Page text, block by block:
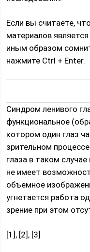
Если вы считаете,
материалов
иным образом
нажмите Ctrl + Enter.
Синдром ленивого
функциональное
котором один глаз
зрительном
глаза в таком
не имеет
объемное
угнетается работа
зрение при этом
[1], [2], [3]